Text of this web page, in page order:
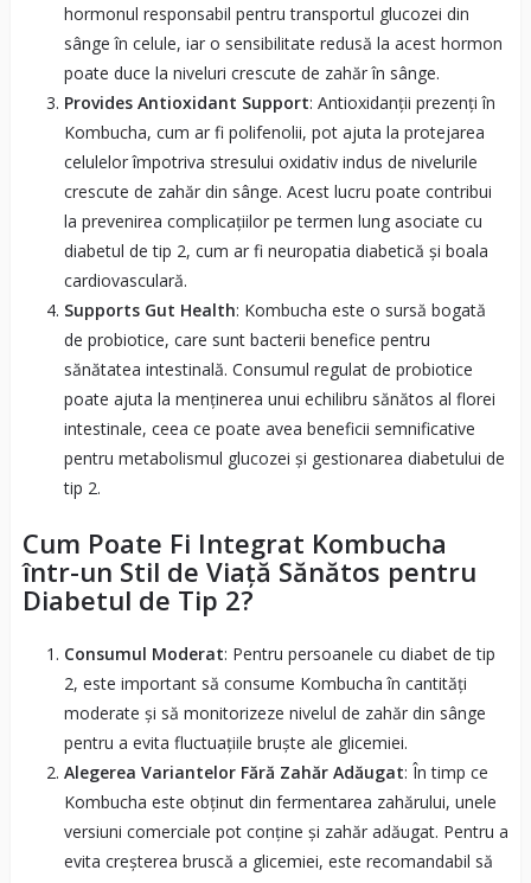
hormonul responsabil pentru transportul glucozei din
sânge în celule, iar o sensibilitate redusă la acest hormon
poate duce la niveluri crescute de zahăr în sânge.
Provides Antioxidant Support: Antioxidanții prezenți în
Kombucha, cum ar fi polifenolii, pot ajuta la protejarea
celulelor împotriva stresului oxidativ indus de nivelurile
crescute de zahăr din sânge. Acest lucru poate contribui
la prevenirea complicațiilor pe termen lung asociate cu
diabetul de tip 2, cum ar fi neuropatia diabetică și boala
cardiovasculară.
Supports Gut Health: Kombucha este o sursă bogată
de probiotice, care sunt bacterii benefice pentru
sănătatea intestinală. Consumul regulat de probiotice
poate ajuta la menținerea unui echilibru sănătos al florei
intestinale, ceea ce poate avea beneficii semnificative
pentru metabolismul glucozei și gestionarea diabetului de
tip 2.
Cum Poate Fi Integrat Kombucha
într-un Stil de Viață Sănătos pentru
Diabetul de Tip 2?
Consumul Moderat: Pentru persoanele cu diabet de tip
2, este important să consume Kombucha în cantități
moderate și să monitorizeze nivelul de zahăr din sânge
pentru a evita fluctuațiile bruște ale glicemiei.
Alegerea Variantelor Fără Zahăr Adăugat: În timp ce
Kombucha este obținut din fermentarea zahărului, unele
versiuni comerciale pot conține și zahăr adăugat. Pentru a
evita creșterea bruscă a glicemiei, este recomandabil să